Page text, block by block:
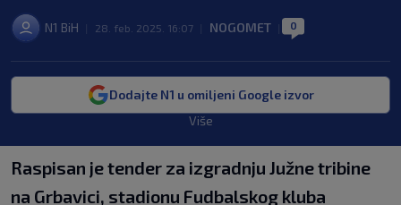
N1 BiH 28. feb. 2025. 16:07 NOGOMET 0
Dodajte N1 u omiljeni Google izvor
Više
Raspisan je tender za izgradnju Južne tribine
na Grbavici, stadionu Fudbalskog kluba